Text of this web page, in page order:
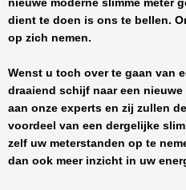
nieuwe moderne slimme meter
dient te doen is ons te bellen.
op zich nemen.
Wenst u toch over te gaan van
draaiend schijf naar een
aan onze experts en zij zullen
voordeel van een dergelijke
zelf uw meterstanden op te
dan ook meer inzicht in uw